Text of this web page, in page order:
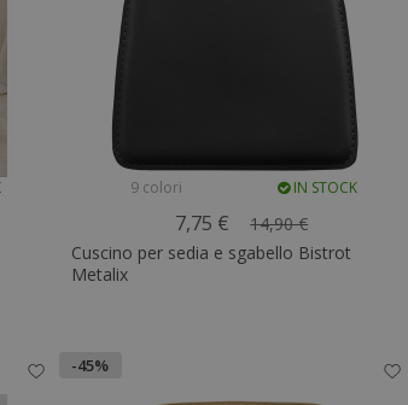
9 colori IN STOCK
7,75 €
14,90 €
Cuscino per sedia e sgabello Bistrot
Metalix
-45%